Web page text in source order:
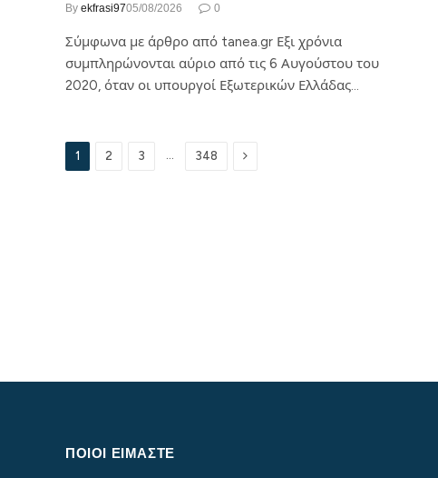
By ekfrasi9705/08/2026 0
Σύμφωνα με άρθρο από tanea.gr Εξι χρόνια
συμπληρώνονται αύριο από τις 6 Αυγούστου του
2020, όταν οι υπουργοί Εξωτερικών Ελλάδας…
1 2 3 348 Next
ΠΟΙΟΙ ΕΙΜΑΣΤΕ